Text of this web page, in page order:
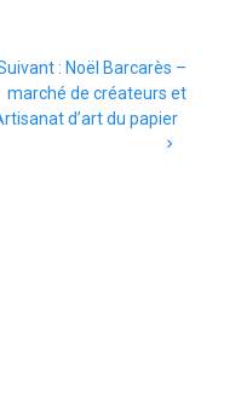
: Article
suivant
Noël Barcarès –
marché de créateurs et
d’art du papier